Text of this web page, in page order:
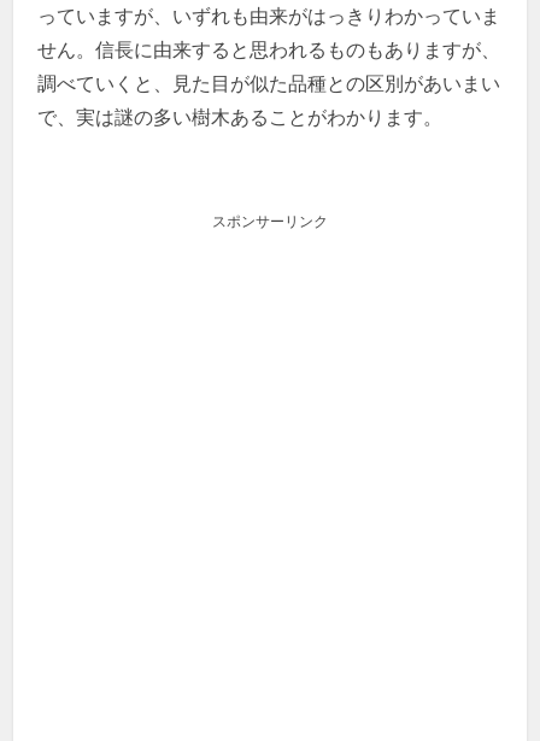
っていますが、いずれも由来がはっきりわかっていま
せん。信長に由来すると思われるものもありますが、
調べていくと、見た目が似た品種との区別があいまい
で、実は謎の多い樹木あることがわかります。
スポンサーリンク